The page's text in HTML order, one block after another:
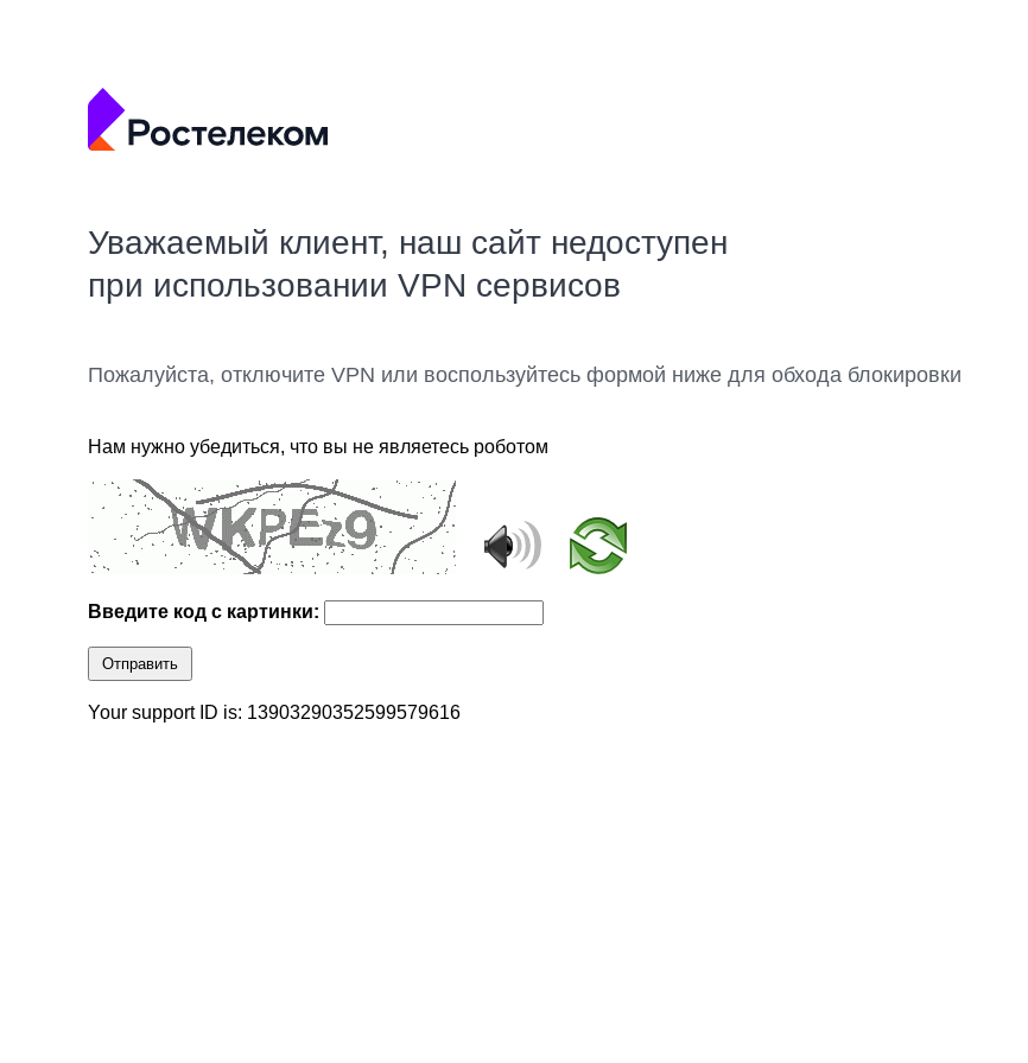
Уважаемый клиент, наш сайт недоступен
при использовании VPN сервисов
Пожалуйста, отключите VPN или воспользуйтесь формой ниже для обхода блокировки
Нам нужно убедиться, что вы не являетесь роботом
Введите код с картинки:
Отправить
Your support ID is: 13903290352599579616